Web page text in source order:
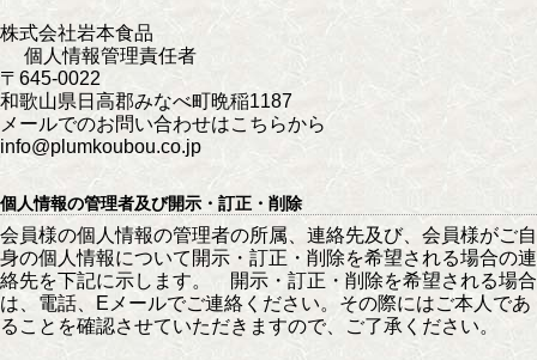
株式会社岩本食品
個人情報管理責任者
〒645-0022
和歌山県日高郡みなべ町晩稲1187
メールでのお問い合わせはこちらから
info@plumkoubou.co.jp
個人情報の管理者及び開示・訂正・削除
会員様の個人情報の管理者の所属、連絡先及び、会員様がご自
身の個人情報について開示・訂正・削除を希望される場合の連
絡先を下記に示します。 開示・訂正・削除を希望される場合
は、電話、Eメールでご連絡ください。その際にはご本人であ
ることを確認させていただきますので、ご了承ください。